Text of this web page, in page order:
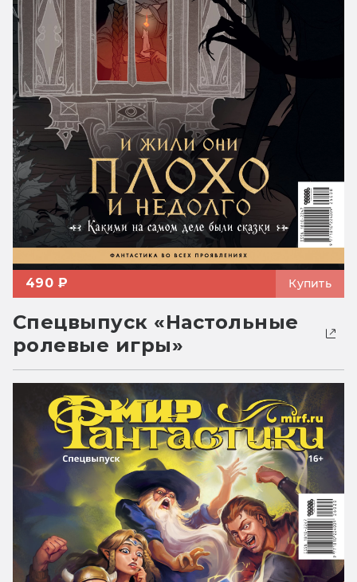
490 ₽ Купить
Спецвыпуск «Настольные
ролевые игры»